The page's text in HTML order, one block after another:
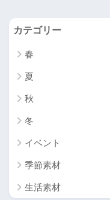
カテゴリー
春
夏
秋
冬
イベント
季節素材
生活素材